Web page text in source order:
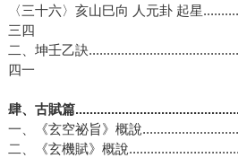
〈三十六〉亥山巳向 人元卦 起星
三四
二、坤壬乙訣
四一
肆、古賦篇
一、《玄空祕旨》概說
二、《玄機賦》概說